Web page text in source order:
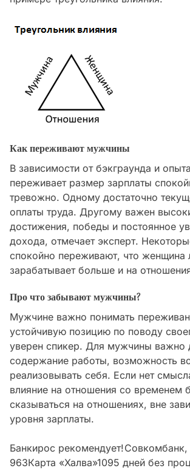
Как переживают мужчины
В зависимости от бэкграунда и
переживает размер зарплаты
тревожно. Одному достаточно
оплаты труда. Другому важен
достижения, победы и постоянное
дохода, отмечает эксперт.
спокойно переживают, что женщина
зарабатывает больше и на
Про что забывают мужчины?
Мужчине важно понимать
устойчивую позицию по поводу
уверен спикер. Для мужчины важно
содержание работы, возможность
реализовывать себя. Если нет
влияние на отношения со временем
сказываться на отношениях, вне
уровня зарплаты.
Банкирос рекомендует!
963Карта «Халва»1095 дней без